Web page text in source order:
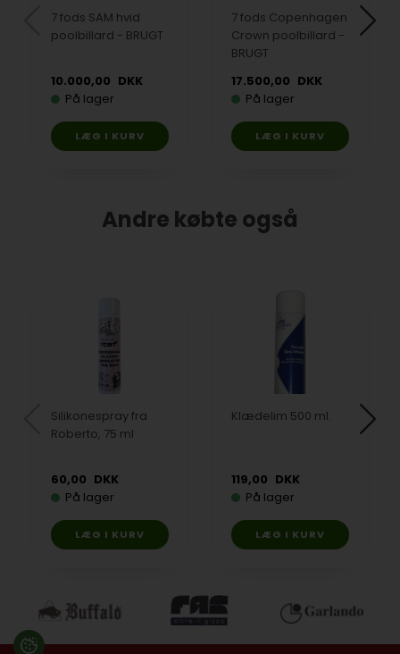
7 fods SAM hvid
poolbillard - BRUGT
10.000,00 DKK
På lager
7 fods Copenhagen
Crown poolbillard -
BRUGT
17.500,00 DKK
På lager
Andre købte også
Silikonespray fra
Roberto, 75 ml
60,00 DKK
På lager
Klædelim 500 ml.
119,00 DKK
På lager